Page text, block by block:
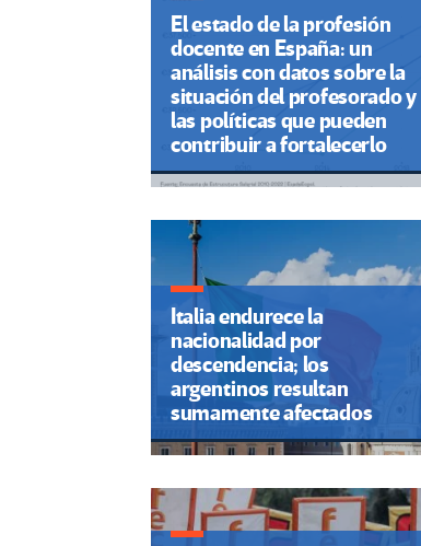
El estado de la profesión
docente en España: un
análisis con datos sobre la
situación del profesorado y
las políticas que pueden
contribuir a fortalecerlo
Italia endurece la
nacionalidad por
descendencia; los
argentinos resultan
sumamente afectados